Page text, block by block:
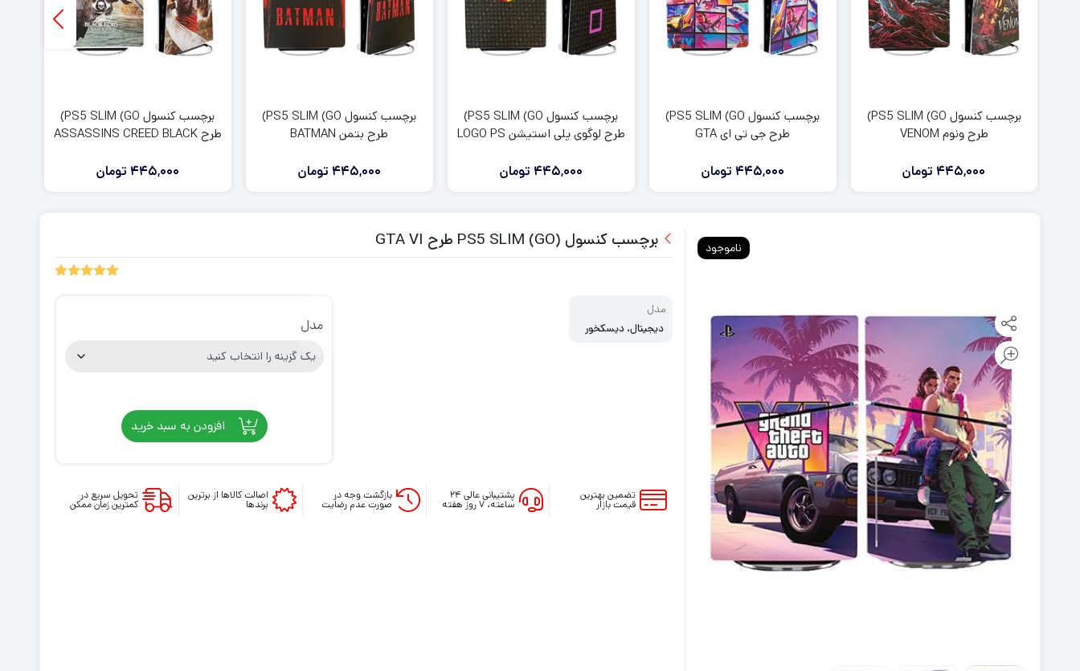
لوازم جانبی ایکس باکس 360
برچسب کنسول PS5 SLIM (GO)
طرح ونوم VENOM
445,000 تومان
برچسب کنسول PS5 SLIM (GO)
طرح جی تی ای GTA
445,000 تومان
برچسب کنسول PS5 SLIM (GO)
طرح لوگوی پلی استیشن LOGO PS
445,000 تومان
برچسب کنسول PS5 SLIM (GO)
طرح بتمن BATMAN
445,000 تومان
برچسب کنسول PS5 SLIM (GO)
طرح ASSASSINS CREED BLACK
445,000 تومان
ناموجود برچسب کنسول PS5 SLIM (GO) طرح GTA VI
مدل
دیجیتال، دیسکخور
مدل
افزودن به سبد خرید
تضمین بهترین
قیمت بازار
پشتیبانی عالی ۲۴
ساعته، ۷ روز هفته
بازگشت وجه در
صورت عدم رضایت
اصالت کالاها از برترین
برندها
تحویل سریع در
کمترین زمان ممکن